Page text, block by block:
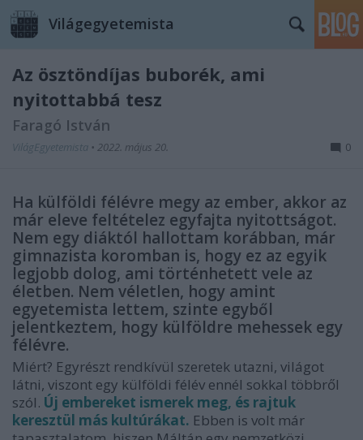
Világegyetemista
Az ösztöndíjas buborék, ami
nyitottabbá tesz
Faragó István
VilágEgyetemista • 2022. május 20. 0
Ha külföldi félévre megy az ember, akkor az
már eleve feltételez egyfajta nyitottságot.
Nem egy diáktól hallottam korábban, már
gimnazista koromban is, hogy ez az egyik
legjobb dolog, ami történhetett vele az
életben. Nem véletlen, hogy amint
egyetemista lettem, szinte egyből
jelentkeztem, hogy külföldre mehessek egy
félévre.
Miért? Egyrészt rendkívül szeretek utazni, világot
látni, viszont egy külföldi félév ennél sokkal többről
szól. Új embereket ismerek meg, és rajtuk
keresztül más kultúrákat. Ebben is volt már